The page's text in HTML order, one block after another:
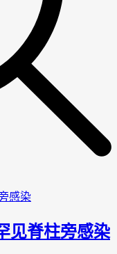
见脊柱旁感染